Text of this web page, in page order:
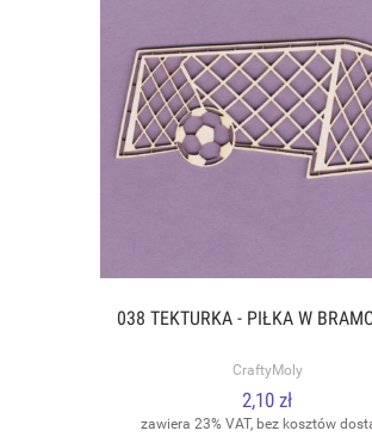
038 TEKTURKA - PIŁKA W
CraftyMoly
2,10 zł
zawiera 23% VAT, bez kosztów